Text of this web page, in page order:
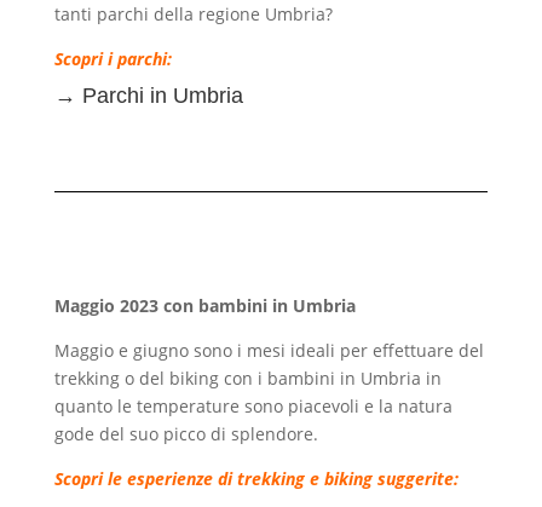
tanti parchi della regione Umbria?
Scopri i parchi:
→ Parchi in Umbria
Maggio 2023 con bambini in Umbria
Maggio e giugno sono i mesi ideali per effettuare del
trekking o del biking con i bambini in Umbria in
quanto le temperature sono piacevoli e la natura
gode del suo picco di splendore.
Scopri le esperienze di trekking e biking suggerite: